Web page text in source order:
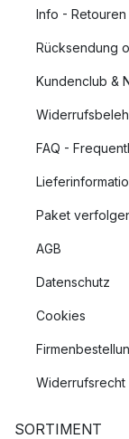
Info - Retouren
Rücksendung
Kundenclub &
FAQ -
Paket
AGB
Datenschutz
Cookies
Widerrufsrecht
SORTIMENT